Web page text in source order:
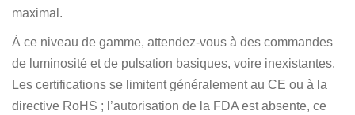
maximal.
À ce niveau de gamme, attendez-vous à des commandes
de luminosité et de pulsation basiques, voire inexistantes.
Les certifications se limitent généralement au CE ou à la
directive RoHS ; l’autorisation de la FDA est absente, ce